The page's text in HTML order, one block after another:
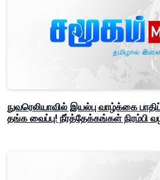
நுவரெலியாவில் இயல்பு வாழ்க்கை
தங்க வைப்பு! நீர்த்தேக்கங்கள் நிரம்பி